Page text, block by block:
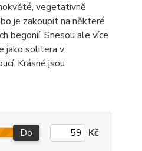
vegetativně
je zakoupit na některé
begonií. Snesou ale více
jako solitera v
Krásné jsou
Do Kč